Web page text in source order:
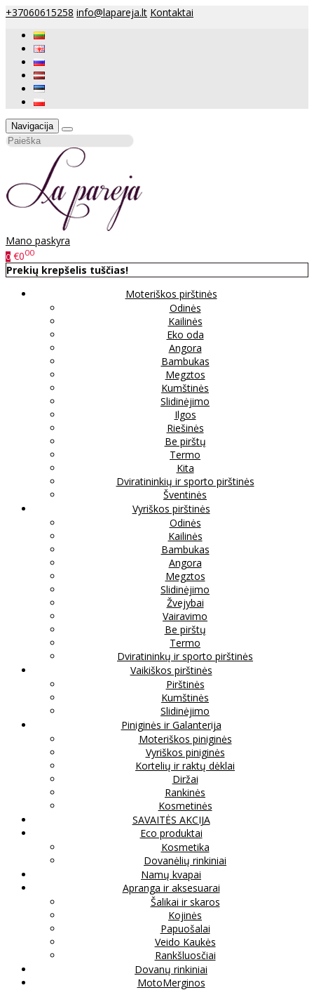
+37060615258 info@lapareja.lt Kontaktai
Navigacija
Mano paskyra
0 €000
Prekių krepšelis tuščias!
Moteriškos pirštinės
Odinės
Kailinės
Eko oda
Angora
Bambukas
Megztos
Kumštinės
Slidinėjimo
Ilgos
Riešinės
Be pirštų
Termo
Kita
Dviratininkių ir sporto pirštinės
Šventinės
Vyriškos pirštinės
Odinės
Kailinės
Bambukas
Angora
Megztos
Slidinėjimo
Žvejybai
Vairavimo
Be pirštų
Termo
Dviratininkų ir sporto pirštinės
Vaikiškos pirštinės
Pirštinės
Kumštinės
Slidinėjimo
Piniginės ir Galanterija
Moteriškos piniginės
Vyriškos piniginės
Kortelių ir raktų dėklai
Diržai
Rankinės
Kosmetinės
SAVAITĖS AKCIJA
Eco produktai
Kosmetika
Dovanėlių rinkiniai
Namų kvapai
Apranga ir aksesuarai
Šalikai ir skaros
Kojinės
Papuošalai
Veido Kaukės
Rankšluosčiai
Dovanų rinkiniai
MotoMerginos